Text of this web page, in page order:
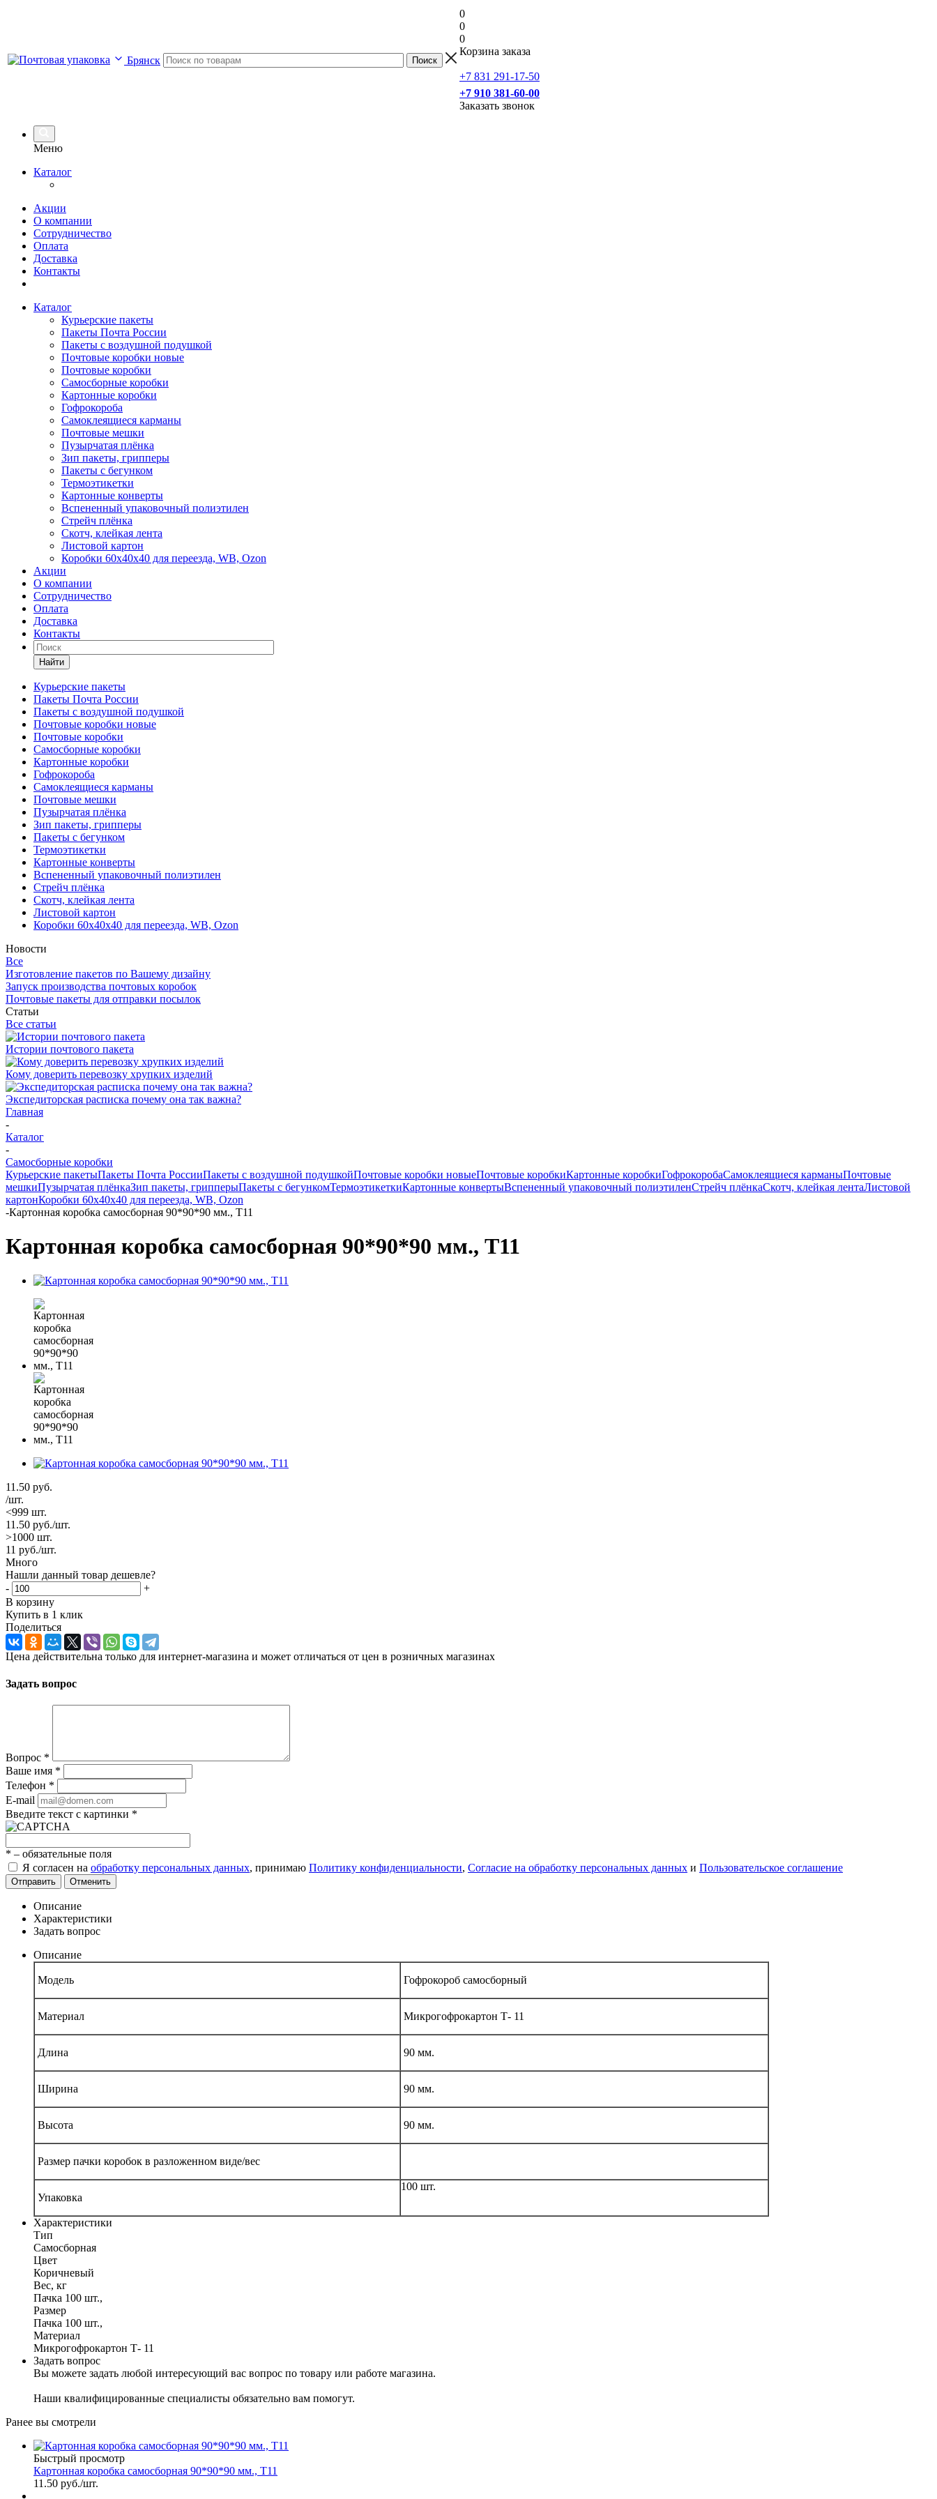
Брянск
0
0
0
Корзина заказа
+7 831 291-17-50
+7 910 381-60-00
Заказать звонок
Меню
Каталог
Акции
О компании
Сотрудничество
Оплата
Доставка
Контакты
Каталог
Курьерские пакеты
Пакеты Почта России
Пакеты с воздушной подушкой
Почтовые коробки новые
Почтовые коробки
Самосборные коробки
Картонные коробки
Гофрокороба
Самоклеящиеся карманы
Почтовые мешки
Пузырчатая плёнка
Зип пакеты, грипперы
Пакеты с бегунком
Термоэтикетки
Картонные конверты
Вспененный упаковочный полиэтилен
Стрейч плёнка
Скотч, клейкая лента
Листовой картон
Коробки 60х40х40 для переезда, WB, Ozon
Акции
О компании
Сотрудничество
Оплата
Доставка
Контакты
Найти
Курьерские пакеты
Пакеты Почта России
Пакеты с воздушной подушкой
Почтовые коробки новые
Почтовые коробки
Самосборные коробки
Картонные коробки
Гофрокороба
Самоклеящиеся карманы
Почтовые мешки
Пузырчатая плёнка
Зип пакеты, грипперы
Пакеты с бегунком
Термоэтикетки
Картонные конверты
Вспененный упаковочный полиэтилен
Стрейч плёнка
Скотч, клейкая лента
Листовой картон
Коробки 60х40х40 для переезда, WB, Ozon
Новости
Все
Изготовление пакетов по Вашему дизайну
Запуск производства почтовых коробок
Почтовые пакеты для отправки посылок
Статьи
Все статьи
Истории почтового пакета
Кому доверить перевозку хрупких изделий
Экспедиторская расписка почему она так важна?
Главная
-
Каталог
-
Самосборные коробки
Курьерские пакетыПакеты Почта РоссииПакеты с воздушной подушкойПочтовые коробки новыеПочтовые коробкиКартонные коробкиГофрокоробаСамоклеящиеся карманыПочтовые
мешкиПузырчатая плёнкаЗип пакеты, грипперыПакеты с бегункомТермоэтикеткиКартонные конвертыВспененный упаковочный полиэтиленСтрейч плёнкаСкотч, клейкая лентаЛистовой
картонКоробки 60х40х40 для переезда, WB, Ozon
-Картонная коробка самосборная 90*90*90 мм., Т11
Картонная коробка самосборная 90*90*90 мм., Т11
11.50 руб.
/шт.
<999 шт.
11.50 руб./шт.
>1000 шт.
11 руб./шт.
Много
Нашли данный товар дешевле?
-
+
В корзину
Купить в 1 клик
Поделиться
Цена действительна только для интернет-магазина и может отличаться от цен в розничных магазинах
Задать вопрос
Вопрос *
Ваше имя *
Телефон *
E-mail
Введите текст с картинки *
* – обязательные поля
Я согласен на обработку персональных данных, принимаю Политику конфиденциальности, Согласие на обработку персональных данных и Пользовательское соглашение
Отправить Отменить
Описание
Характеристики
Задать вопрос
Описание
Модель Гофрокороб самосборный
Материал Микрогофрокартон Т- 11
Длина 90 мм.
Ширина 90 мм.
Высота 90 мм.
Размер пачки коробок в разложенном виде/вес
Упаковка
100 шт.
Характеристики
Тип
Самосборная
Цвет
Коричневый
Вес, кг
Пачка 100 шт.,
Размер
Пачка 100 шт.,
Материал
Микрогофрокартон Т- 11
Задать вопрос
Вы можете задать любой интересующий вас вопрос по товару или работе магазина.
Наши квалифицированные специалисты обязательно вам помогут.
Ранее вы смотрели
Быстрый просмотр
Картонная коробка самосборная 90*90*90 мм., Т11
11.50 руб./шт.